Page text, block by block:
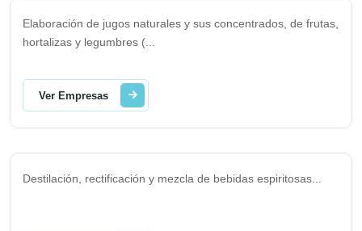
Elaboración de jugos naturales y sus concentrados, de frutas,
hortalizas y legumbres (
Ver Empresas
Destilación, rectificación y mezcla de bebidas espiritosas